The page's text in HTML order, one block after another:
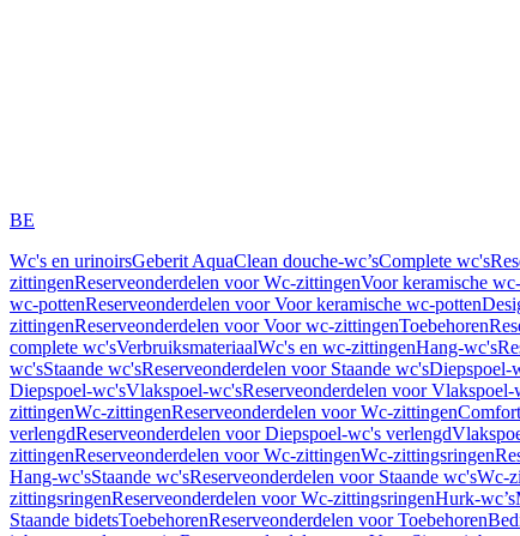
BE
Wc's en urinoirsGeberit AquaClean douche-wc’sComplete wc's
zittingenReserveonderdelen voor Wc-zittingenVoor keramische
wc-pottenReserveonderdelen voor Voor keramische wc-potten
zittingenReserveonderdelen voor Voor wc-zittingenToebehoren
complete wc'sVerbruiksmateriaalWc's en wc-zittingenHang-wc's
wc'sStaande wc'sReserveonderdelen voor Staande wc'sDiepspoel-
Diepspoel-wc'sVlakspoel-wc'sReserveonderdelen voor Vlakspoel-
zittingenWc-zittingenReserveonderdelen voor Wc-zittingen
verlengdReserveonderdelen voor Diepspoel-wc's verlengd
zittingenReserveonderdelen voor Wc-zittingenWc-zittingsringen
Hang-wc'sStaande wc'sReserveonderdelen voor Staande wc'sWc-
zittingsringenReserveonderdelen voor Wc-zittingsringenHurk-wc’s
Staande bidetsToebehorenReserveonderdelen voor Toebehoren